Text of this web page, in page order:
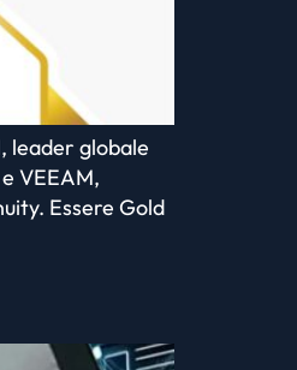
leader globale
VEEAM,
Essere Gold